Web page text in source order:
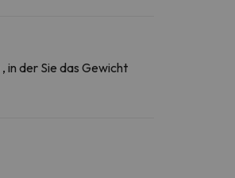
, in der Sie das Gewicht